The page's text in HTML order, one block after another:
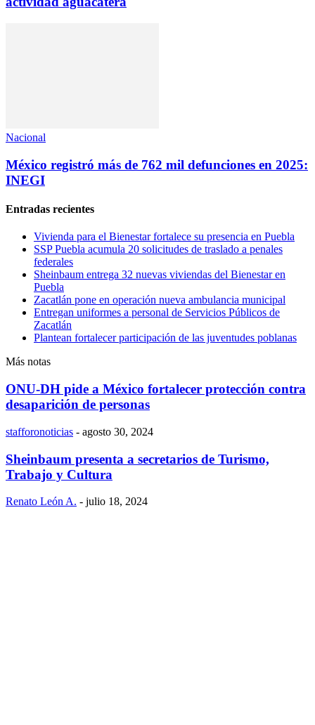
Nacional
México registró más de 762 mil defunciones en 2025:
INEGI
Entradas recientes
Vivienda para el Bienestar fortalece su presencia en Puebla
SSP Puebla acumula 20 solicitudes de traslado a penales
federales
Sheinbaum entrega 32 nuevas viviendas del Bienestar en
Puebla
Zacatlán pone en operación nueva ambulancia municipal
Entregan uniformes a personal de Servicios Públicos de
Zacatlán
Plantean fortalecer participación de las juventudes poblanas
Más notas
ONU-DH pide a México fortalecer protección contra
desaparición de personas
stafforonoticias - agosto 30, 2024
Sheinbaum presenta a secretarios de Turismo,
Trabajo y Cultura
Renato León A. - julio 18, 2024